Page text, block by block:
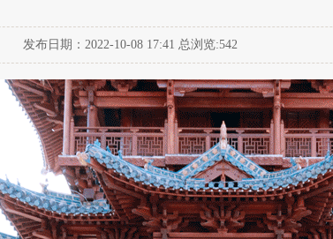
发布日期：2022-10-08 17:41 总浏览:542